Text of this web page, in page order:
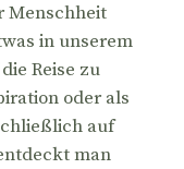
Menschheit
in unserem
Reise zu
oder als
auf
man